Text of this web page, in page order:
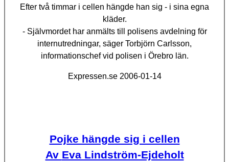
Efter två timmar i cellen hängde han sig - i sina egna
kläder.
- Självmordet har anmälts till polisens avdelning för
internutredningar, säger Torbjörn Carlsson,
informationschef vid polisen i Örebro län.
Expressen.se 2006-01-14
Pojke hängde sig i cellen
Av Eva Lindström-Ejdeholt